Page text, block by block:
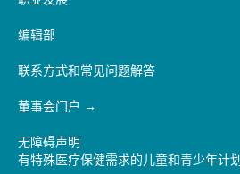
编辑部
联系方式和常见问题解答
董事会门户
无障碍声明
有特殊医疗保健需求的儿童和青少年计划